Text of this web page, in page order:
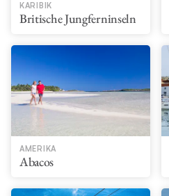
KARIBIK
Britische Jungferninseln
AMERIKA
Abacos